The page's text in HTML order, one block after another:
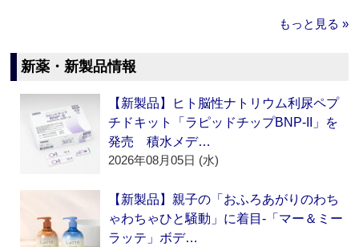
もっと見る »
新薬・新製品情報
【新製品】ヒト脳性ナトリウム利尿ペプ
チドキット「ラピッドチップBNP-II」を
発売 積水メデ…
2026年08月05日 (水)
【新製品】親子の「おふろあがりのわち
ゃわちゃひと騒動」に着目‐「マー＆ミー
ラッテ」ボデ…